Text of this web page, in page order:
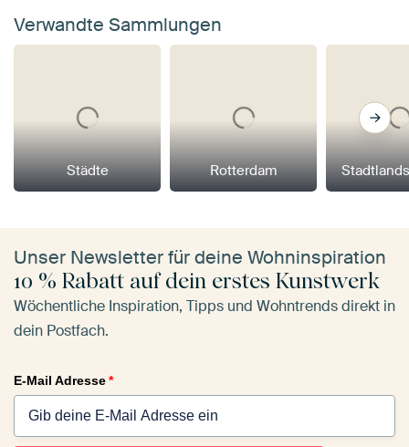
Verwandte Sammlungen
Städte Rotterdam
Unser Newsletter für deine Wohninspiration
10 % Rabatt auf dein erstes Kunstwerk
Wöchentliche Inspiration, Tipps und Wohntrends direkt in
dein Postfach.
E-Mail Adresse*